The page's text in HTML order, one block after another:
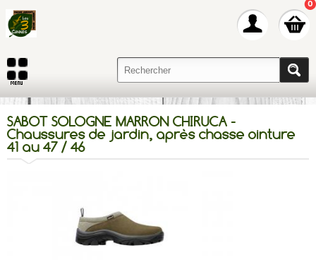
0
SABOT SOLOGNE MARRON CHIRUCA -
Chaussures de jardin, après chasse ointure
41 au 47 / 46